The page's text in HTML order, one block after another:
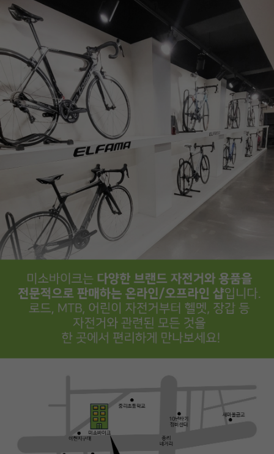
페이코 ID로